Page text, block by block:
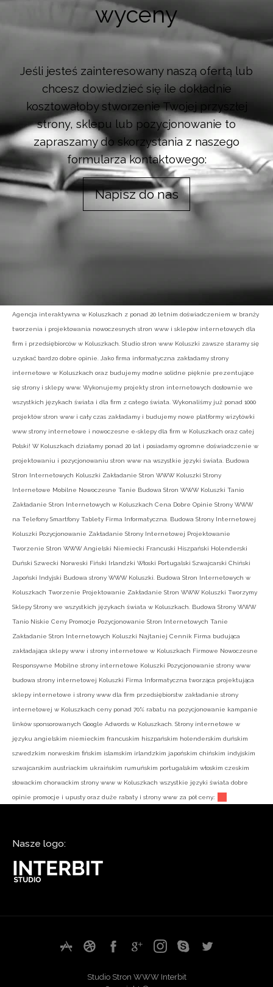
wyceny
Jeśli jesteś zainteresowany naszą ofertą lub
chcesz dowiedzieć się ile dokładnie
kosztowałoby stworzenie Twojej przyszłej
strony, sklepu lub pozycjonowanie to
zapraszamy do skorzystania z naszego
formularza kontaktowego:
Napisz do nas
Agencja interaktywna w Koluszkach z ponad 20 letnim doświadczeniem w branży
tworzenia i projektowania nowoczesnych stron www i sklepów internetowych dla
firm i przedsiębiorców w Koluszkach. Studio stron www Koluszki zawsze staramy się
uzyskać bardzo dobre opinie. Jako firma informatyczna zakładamy strony
internetowe w Koluszkach oraz budujemy modne solidne pięknie prezentujące
się strony i sklepy www. Wykonujemy projekty stron internetowych dosłownie we
wszystkich językach świata i dla firm z całego świata. Wykonaliśmy już ponad 1000
projektów stron www i cały czas zakładamy i budujemy nowe platformy wizytówki
www strony internetowe i nowoczesne e-sklepy dla firm w Koluszkach oraz całej
Polski! W Koluszkach działamy ponad 20 lat i posiadamy ogromne doświadczenie w
projektowaniu i pozycjonowaniu stron www na wszystkie języki świata. Budowa
Stron Internetowych Koluszki Zakładanie Stron WWW Koluszki Strony
Internetowe Mobilne Nowoczesne Tanie Budowa Stron WWW Koluszki Tanio
Zakładanie Stron Internetowych w Koluszkach Cena Dobre Opinie Strony WWW
na Telefony Smartfony Tablety Firma Informatyczna. Budowa Strony Internetowej
Koluszki Pozycjonowanie Zakładanie Strony Internetowej Projektowanie
Tworzenie Stron WWW Angielski Niemiecki Francuski Hiszpański Holenderski
Duński Szwecki Norweski Fiński Irlandzki Włoski Portugalski Szwajcarski Chiński
Japoński Indyjski Budowa strony WWW Koluszki. Budowa Stron Internetowych w
Koluszkach Tworzenie Projektowanie Zakładanie Stron WWW Koluszki Tworzymy
Sklepy Strony we wszystkich językach świata w Koluszkach. Budowa Strony WWW
Tanio Niskie Ceny Promocje Pozycjonowanie Stron Internetowych Tanie
Zakładanie Stron Internetowych Koluszki Najtaniej Cennik Firma budująca
zakładająca sklepy www i strony internetowe w Koluszkach Firmowe Nowoczesne
Responsywne Mobilne strony internetowe Koluszki Pozycjonowanie strony www
budowa strony internetowej Koluszki Firma Informatyczna tworząca projektująca
sklepy internetowe i strony www dla firm przedsiębiorstw zakładanie strony
internetowej w Koluszkach ceny ponad 70% rabatu na pozycjonowanie kampanie
linków sponsorowanych Google Adwords w Koluszkach. Strony internetowe w
języku angielskim niemieckim francuskim hiszpańskim holenderskim duńskim
szwedzkim norweskim fińskim islamskim irlandzkim japońskim chińskim indyjskim
szwajcarskim austriackim ukraińskim rumuńskim portugalskim włoskim czeskim
słowackim chorwackim strony www w Koluszkach wszystkie języki świata dobre
opinie promocje i upusty oraz duże rabaty i strony www za pół ceny.:
Nasze logo:
Studio Stron WWW Interbit